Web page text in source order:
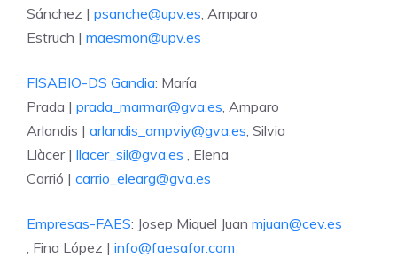
Sánchez | psanche@upv.es, Amparo
Estruch | maesmon@upv.es
FISABIO-DS Gandia: María
Prada | prada_marmar@gva.es, Amparo
Arlandis | arlandis_ampviy@gva.es, Silvia
Llàcer | llacer_sil@gva.es , Elena
Carrió | carrio_elearg@gva.es
Empresas-FAES: Josep Miquel Juan mjuan@cev.es
, Fina López | info@faesafor.com